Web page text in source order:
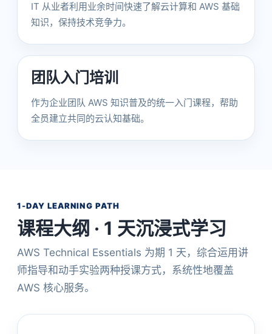
IT 从业者利用业余时间快速了解云计算和 AWS 基础
知识，保持技术竞争力。
团队入门培训
作为企业团队 AWS 知识普及的统一入门课程，帮助
全员建立共同的云认知基础。
1-DAY LEARNING PATH
课程大纲 · 1 天沉浸式学习
AWS Technical Essentials 为期 1 天，综合运用讲
师指导和动手实验两种授课方式，系统性地覆盖
AWS 核心服务。